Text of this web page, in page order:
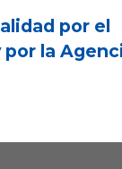
por el
la